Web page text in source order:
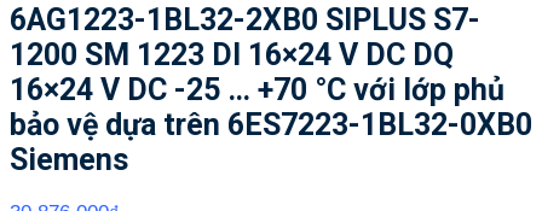
6AG1223-1BL32-2XB0 SIPLUS S7-
1200 SM 1223 DI 16×24 V DC DQ
16×24 V DC -25 … +70 °C với lớp phủ
bảo vệ dựa trên 6ES7223-1BL32-0XB0
Siemens